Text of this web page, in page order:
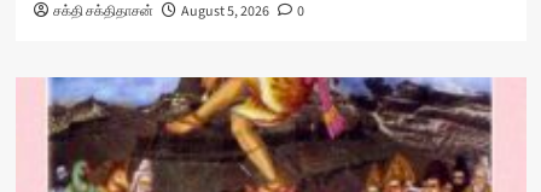
சக்தி சக்திதாசன்
August 5, 2026 0